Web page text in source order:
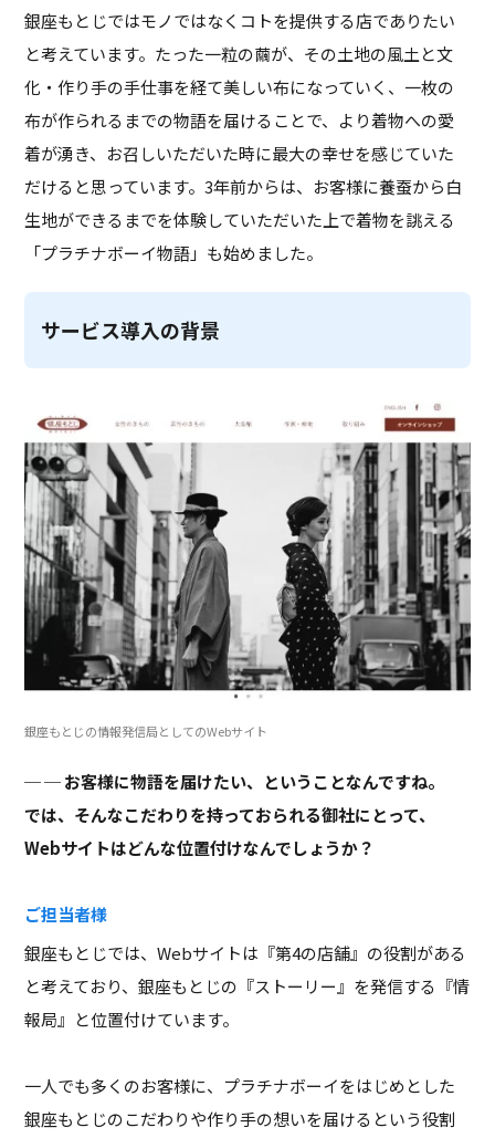
銀座もとじではモノではなくコトを提供する店でありたい
と考えています。たった一粒の繭が、その土地の風土と文
化・作り手の手仕事を経て美しい布になっていく、一枚の
布が作られるまでの物語を届けることで、より着物への愛
着が湧き、お召しいただいた時に最大の幸せを感じていた
だけると思っています。3年前からは、お客様に養蚕から白
生地ができるまでを体験していただいた上で着物を誂える
「プラチナボーイ物語」も始めました。
サービス導入の背景
銀座もとじの情報発信局としてのWebサイト
─ お客様に物語を届けたい、ということなんですね。
では、そんなこだわりを持っておられる御社にとって、
Webサイトはどんな位置付けなんでしょうか？
ご担当者様
銀座もとじでは、Webサイトは『第4の店舗』の役割がある
と考えており、銀座もとじの『ストーリー』を発信する『情
報局』と位置付けています。
一人でも多くのお客様に、プラチナボーイをはじめとした
銀座もとじのこだわりや作り手の想いを届けるという役割